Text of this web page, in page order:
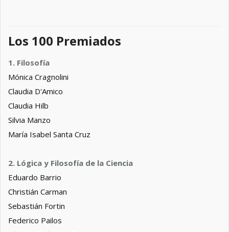
Los 100 Premiados
1. Filosofía
Mónica Cragnolini
Claudia D'Amico
Claudia Hilb
Silvia Manzo
María Isabel Santa Cruz
2. Lógica y Filosofía de la Ciencia
Eduardo Barrio
Christián Carman
Sebastián Fortin
Federico Pailos